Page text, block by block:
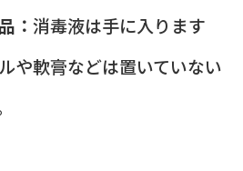
： 消毒液は手に入ります
や軟膏などは置いていない